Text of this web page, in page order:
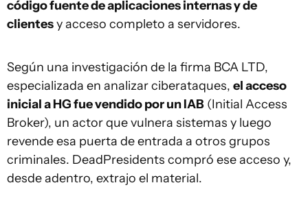
código fuente de aplicaciones internas y de
clientesy acceso completo a servidores.
Según una investigación de la firma BCA LTD,
especializada en analizar ciberataques, el acceso
inicial a HG fue vendido por un IAB (Initial Access
Broker), un actor que vulnera sistemas y luego
revende esa puerta de entrada a otros grupos
criminales. DeadPresidents compró ese acceso y,
desde adentro, extrajo el material.